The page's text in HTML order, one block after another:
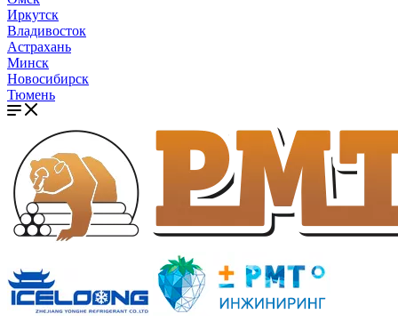
Иркутск
Владивосток
Астрахань
Минск
Новосибирск
Тюмень